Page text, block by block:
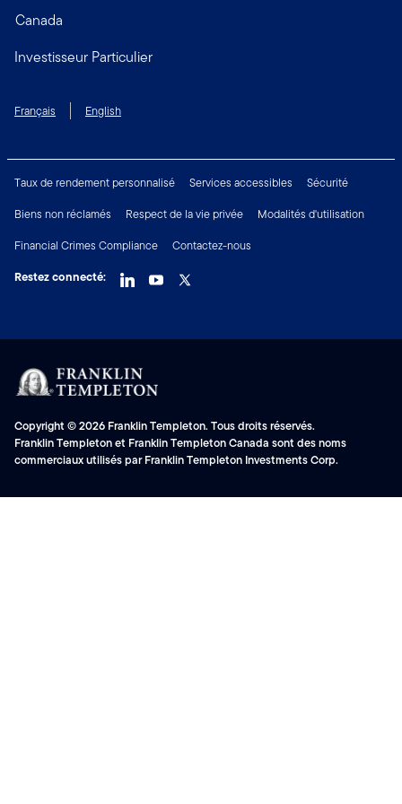
Canada
Investisseur Particulier
Français English
Taux de rendement personnalisé Services accessibles
Sécurité
Biens non réclamés
Respect de la vie privée
Modalités d'utilisation
Financial Crimes Compliance
Contactez-nous
Restez connecté:
Copyright © 2026 Franklin Templeton. Tous droits réservés.
Franklin Templeton et Franklin Templeton Canada sont des noms
commerciaux utilisés par Franklin Templeton Investments Corp.